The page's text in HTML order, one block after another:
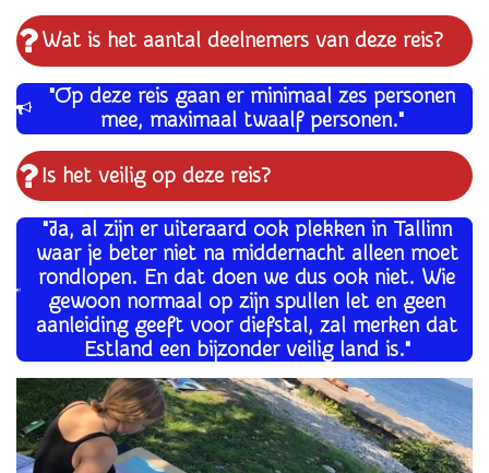
Wat is het aantal deelnemers van deze reis?
"Op deze reis gaan er minimaal zes personen
mee, maximaal twaalf personen."
Is het veilig op deze reis?
"Ja, al zijn er uiteraard ook plekken in Tallinn
waar je beter niet na middernacht alleen moet
rondlopen. En dat doen we dus ook niet. Wie
gewoon normaal op zijn spullen let en geen
aanleiding geeft voor diefstal, zal merken dat
Estland een bijzonder veilig land is."